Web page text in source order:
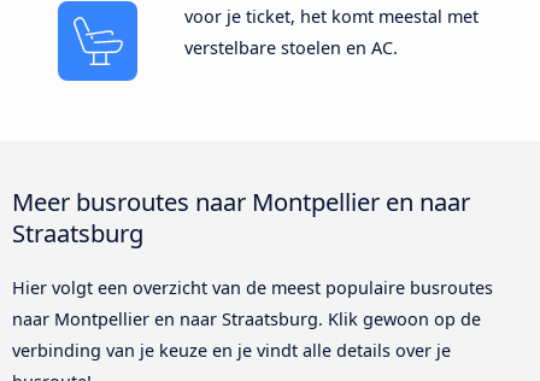
voor je ticket, het komt meestal met
verstelbare stoelen en AC.
Meer busroutes naar Montpellier en naar
Straatsburg
Hier volgt een overzicht van de meest populaire busroutes
naar Montpellier en naar Straatsburg. Klik gewoon op de
verbinding van je keuze en je vindt alle details over je